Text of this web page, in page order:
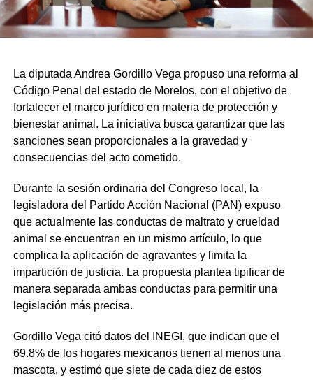
La diputada Andrea Gordillo Vega propuso una reforma al
Código Penal del estado de Morelos, con el objetivo de
fortalecer el marco jurídico en materia de protección y
bienestar animal. La iniciativa busca garantizar que las
sanciones sean proporcionales a la gravedad y
consecuencias del acto cometido.
Durante la sesión ordinaria del Congreso local, la
legisladora del Partido Acción Nacional (PAN) expuso
que actualmente las conductas de maltrato y crueldad
animal se encuentran en un mismo artículo, lo que
complica la aplicación de agravantes y limita la
impartición de justicia. La propuesta plantea tipificar de
manera separada ambas conductas para permitir una
legislación más precisa.
Gordillo Vega citó datos del INEGI, que indican que el
69.8% de los hogares mexicanos tienen al menos una
mascota, y estimó que siete de cada diez de estos